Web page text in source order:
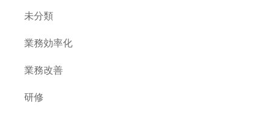
未分類
業務効率化
業務改善
研修